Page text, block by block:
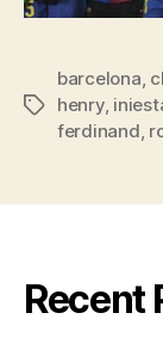
Tags
barcelona,
henry,
ferdinand,
Recent